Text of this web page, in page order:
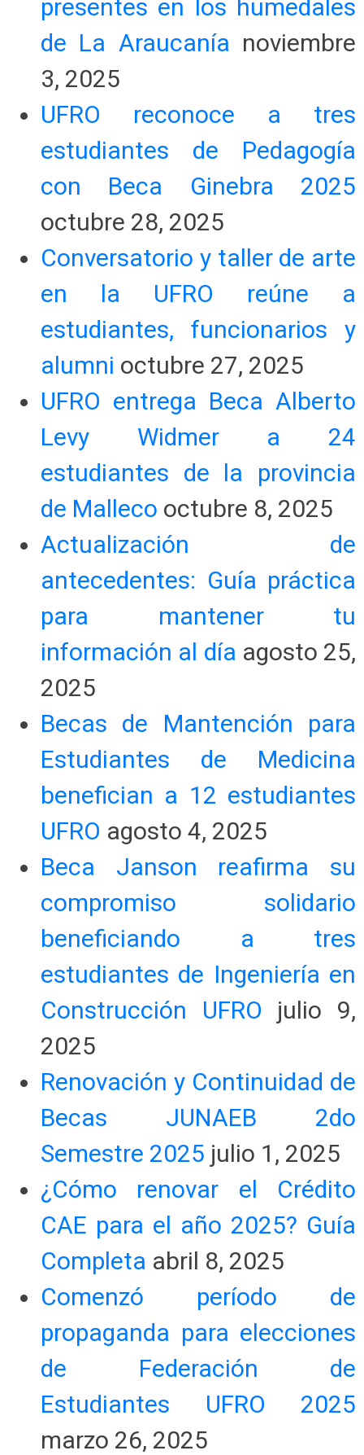
presentes en los humedales
de La Araucanía noviembre
3, 2025
UFRO reconoce a tres
estudiantes de Pedagogía
con Beca Ginebra 2025
octubre 28, 2025
Conversatorio y taller de arte
en la UFRO reúne a
estudiantes, funcionarios y
alumni octubre 27, 2025
UFRO entrega Beca Alberto
Levy Widmer a 24
estudiantes de la provincia
de Malleco octubre 8, 2025
Actualización de
antecedentes: Guía práctica
para mantener tu
información al día agosto 25,
2025
Becas de Mantención para
Estudiantes de Medicina
benefician a 12 estudiantes
UFRO agosto 4, 2025
Beca Janson reafirma su
compromiso solidario
beneficiando a tres
estudiantes de Ingeniería en
Construcción UFRO
julio 9,
2025
Renovación y Continuidad de
Becas JUNAEB 2do
Semestre 2025 julio 1, 2025
¿Cómo renovar el Crédito
CAE para el año 2025? Guía
Completa abril 8, 2025
Comenzó período de
propaganda para elecciones
de Federación de
Estudiantes UFRO 2025
marzo 26, 2025